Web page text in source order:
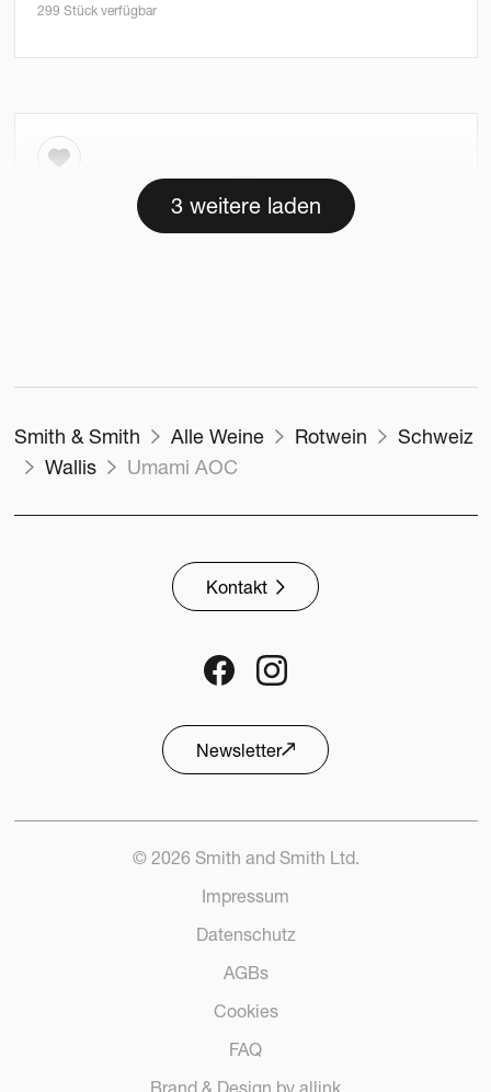
299 Stück verfügbar
Entdecken
3 weitere laden
Smith & Smith Alle Weine Rotwein
Schweiz
Wallis
Umami AOC
Kontakt
Newsletter
© 2026 Smith and Smith Ltd.
Impressum
Datenschutz
AGBs
Cookies
FAQ
Brand & Design by allink